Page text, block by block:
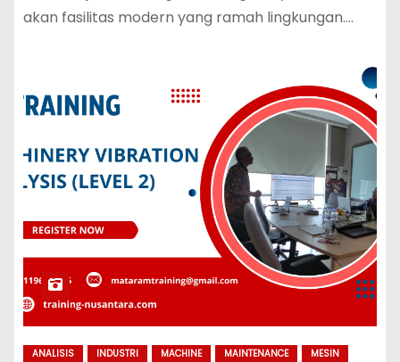
akan fasilitas modern yang ramah lingkungan.…
ANALISIS INDUSTRI MACHINE MAINTENANCE
MESIN